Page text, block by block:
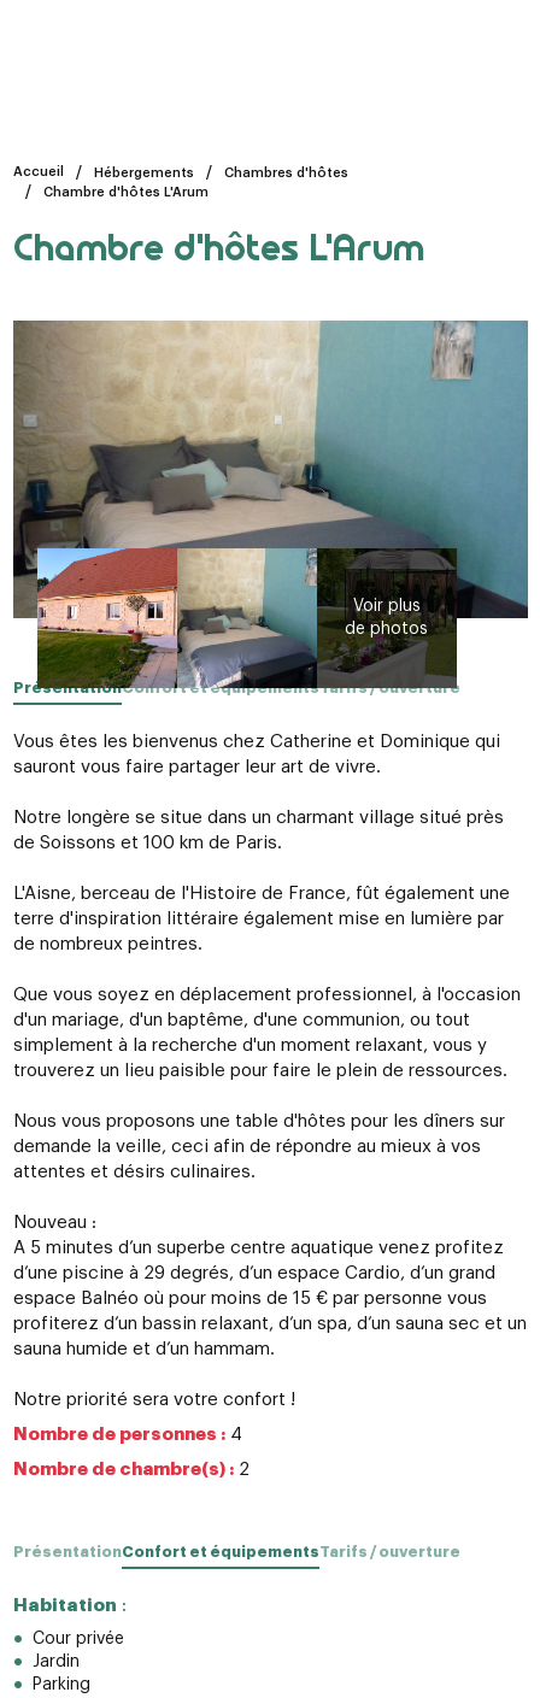
Accueil Hébergements
Chambres d'hôtes
Chambre d'hôtes L'Arum
Chambre d'hôtes L'Arum
PrésentationConfort et équipementsTarifs / ouverture
Vous êtes les bienvenus chez Catherine et Dominique qui
sauront vous faire partager leur art de vivre.
Notre longère se situe dans un charmant village situé près
de Soissons et 100 km de Paris.
L'Aisne, berceau de l'Histoire de France, fût également une
terre d'inspiration littéraire également mise en lumière par
de nombreux peintres.
Que vous soyez en déplacement professionnel, à l'occasion
d'un mariage, d'un baptême, d'une communion, ou tout
simplement à la recherche d'un moment relaxant, vous y
trouverez un lieu paisible pour faire le plein de ressources.
Nous vous proposons une table d'hôtes pour les dîners sur
demande la veille, ceci afin de répondre au mieux à vos
attentes et désirs culinaires.
Nouveau :
A 5 minutes d’un superbe centre aquatique venez profitez
d’une piscine à 29 degrés, d’un espace Cardio, d’un grand
espace Balnéo où pour moins de 15 € par personne vous
profiterez d’un bassin relaxant, d’un spa, d’un sauna sec et un
sauna humide et d’un hammam.
Notre priorité sera votre confort !
Nombre de personnes :4
Nombre de chambre(s) :2
PrésentationConfort et équipementsTarifs / ouverture
Habitation :
Cour privée
Jardin
Parking